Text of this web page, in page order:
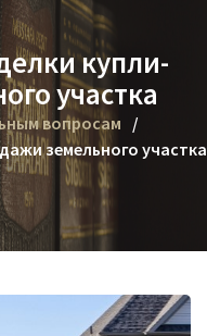
купли-
участка
вопросам
земельного участка